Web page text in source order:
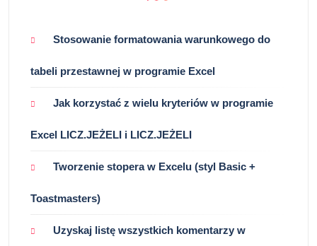
Stosowanie formatowania warunkowego do
tabeli przestawnej w programie Excel
Jak korzystać z wielu kryteriów w programie
Excel LICZ.JEŻELI i LICZ.JEŻELI
Tworzenie stopera w Excelu (styl Basic +
Toastmasters)
Uzyskaj listę wszystkich komentarzy w